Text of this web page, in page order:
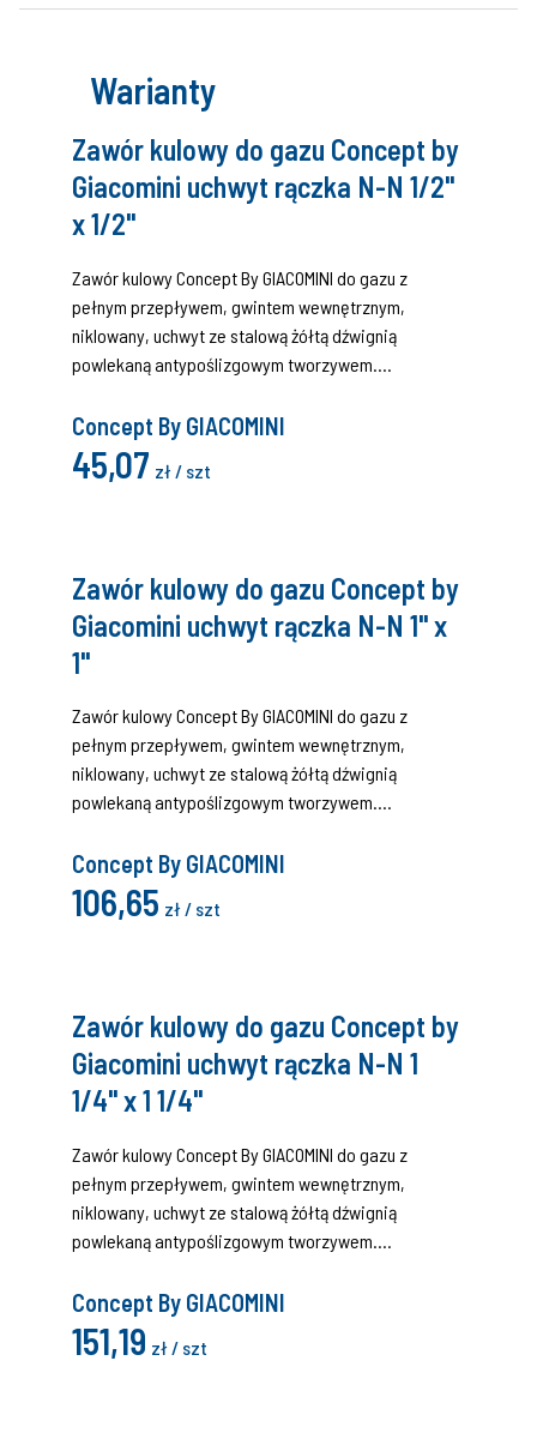
Warianty
Zawór kulowy do gazu Concept by
Giacomini uchwyt rączka N-N 1/2"
x 1/2"
Zawór kulowy Concept By GIACOMINI do gazu z
pełnym przepływem, gwintem wewnętrznym,
niklowany, uchwyt ze stalową żółtą dźwignią
powlekaną antypoślizgowym tworzywem.
A).
Concept By GIACOMINI
45,07 zł / szt
Zawór kulowy do gazu Concept by
Giacomini uchwyt rączka N-N 1" x
1"
Zawór kulowy Concept By GIACOMINI do gazu z
pełnym przepływem, gwintem wewnętrznym,
niklowany, uchwyt ze stalową żółtą dźwignią
powlekaną antypoślizgowym tworzywem.
A).
Concept By GIACOMINI
106,65 zł / szt
Zawór kulowy do gazu Concept by
Giacomini uchwyt rączka N-N 1
1/4" x 1 1/4"
Zawór kulowy Concept By GIACOMINI do gazu z
pełnym przepływem, gwintem wewnętrznym,
niklowany, uchwyt ze stalową żółtą dźwignią
powlekaną antypoślizgowym tworzywem.
A).
Concept By GIACOMINI
151,19 zł / szt